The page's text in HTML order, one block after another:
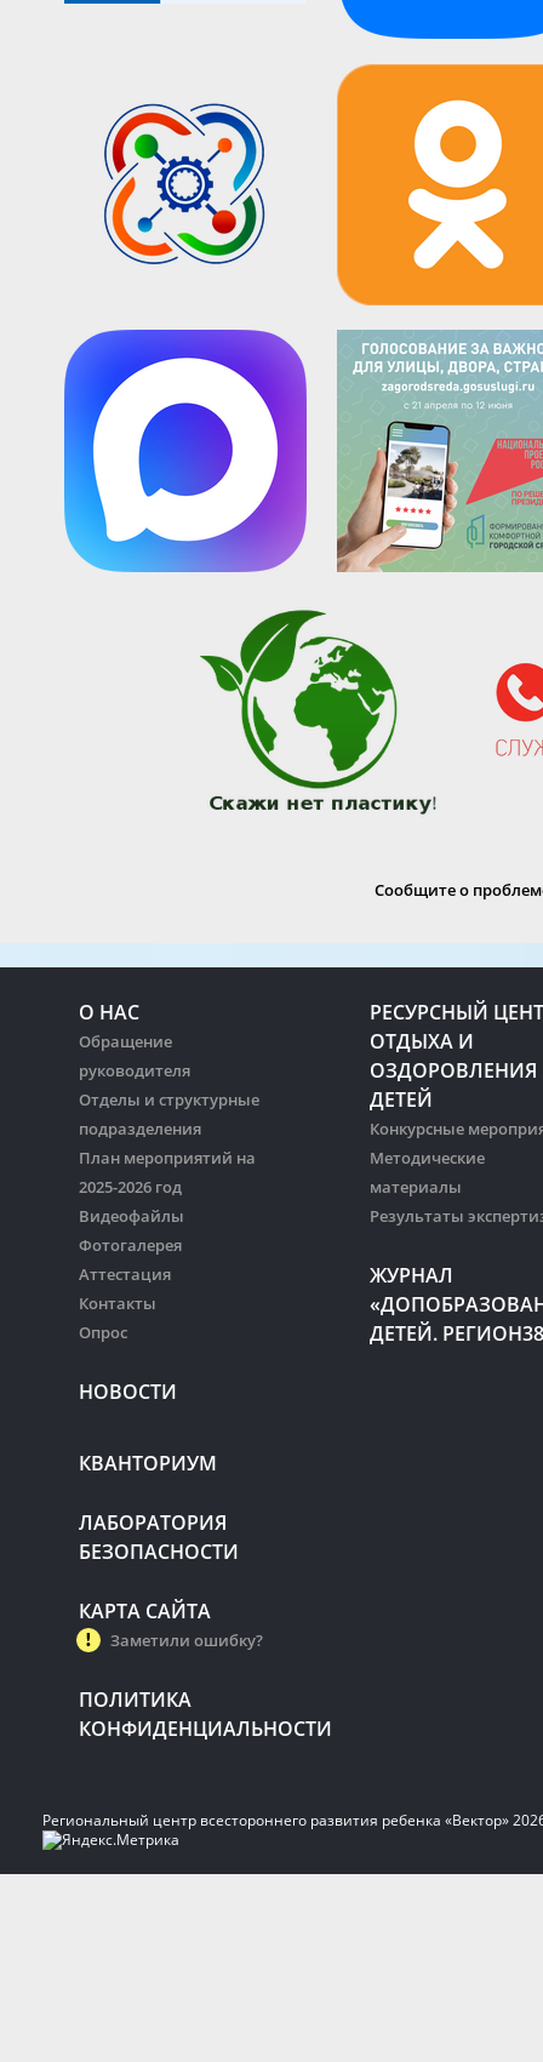
Сообщите о
О НАС
Обращение
руководителя
Отделы и структурные
подразделения
План мероприятий на
2025-2026 год
Видеофайлы
Фотогалерея
Аттестация
Контакты
Опрос
НОВОСТИ
РЕСУРСНЫЙ
ОТДЫХА И
ОЗДОРОВЛЕНИЯ
ДЕТЕЙ
Конкурсные
Методические
материалы
Результаты
ЖУРНАЛ
ДЕТЕЙ.
КВАНТОРИУМ
ЛАБОРАТОРИЯ
БЕЗОПАСНОСТИ
КАРТА САЙТА
Заметили ошибку?
ПОЛИТИКА
КОНФИДЕНЦИАЛЬНОСТИ
Региональный центр всестороннего развития ребенка «Вектор»